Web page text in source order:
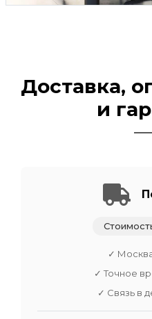
Доставка,
и
✓
✓ Точное
✓ Связь в